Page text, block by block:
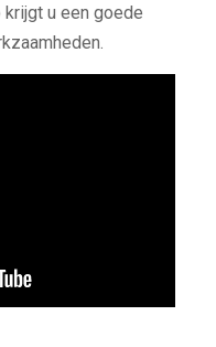
u een goede